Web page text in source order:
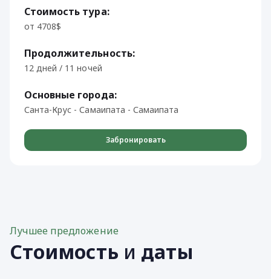
Стоимость тура:
от 4708$
Продолжительность:
12 дней / 11 ночей
Основные города:
Санта-Крус - Самаипата - Самаипата
Забронировать
Лучшее предложение
Стоимость и даты